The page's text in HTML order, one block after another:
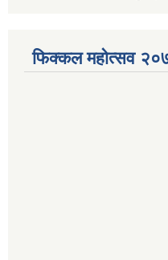
फिक्कल महोत्सव